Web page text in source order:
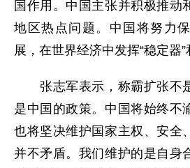
国作用。中国主张并积极推动
地区热点问题。中国将努力
展，在世界经济中发挥“稳定器”
张志军表示，称霸扩张不
是中国的政策。中国将始终不
也将坚决维护国家主权、安全
并不矛盾。我们维护的是自身